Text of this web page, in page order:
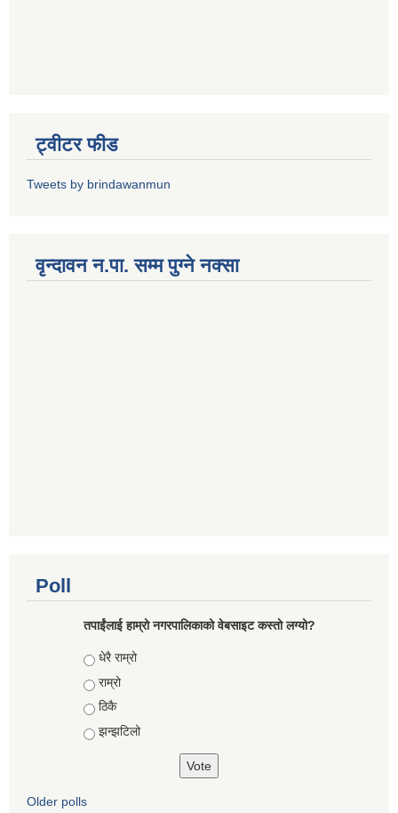
ट्वीटर फीड
Tweets by brindawanmun
वृन्दावन न.पा. सम्म पुग्ने नक्सा
Poll
तपाईंलाई हाम्रो नगरपालिकाको वेबसाइट कस्तो लग्यो?
Choices
धेरै राम्रो
राम्रो
ठिकै
झन्झटिलो
Older polls